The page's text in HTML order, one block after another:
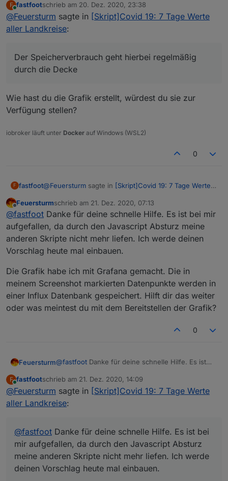
Stunden die javascript Instanz ohne erkennbare
Fehler im Log abstürzt.
In den letzten Tagen hab ich angefagen alle
Heute um ca. 15:30 Uhr hab ich das Corona 7
Tages Skript (Version vom 7.11) aktiviert und
mittlerweile hat sich javascript wieder
hierbei regelmäßig durch die Decke teilweise bis
zu 1 GByte für die Instanz.
Sieht jemand bei sich das gleiche Verhalten?
@fastfootWelche Javascript Version nutzt du?
F
Online
fastfootschrieb am 20. Dez. 2020, 23:38
zuletzt editiert von
@Feuersturm sagte in [Skript]Covid 19: 7 Tage Werte
aller Landkreise:
Der Speicherverbrauch geht hierbei regelmäßig
durch die Decke
Wie hast du die Grafik erstellt, würdest du sie zur
Verfügung stellen?
iobroker läuft unter Docker auf Windows (WSL2)
0
F fastfoot@Feuersturm sagte in [Skript]Covid 19: 7 Tage Werte
Der Speicherverbrauch geht hierbei regelmäßig
durch die Decke
Wie hast du die Grafik erstellt, würdest du sie zur
Verfügung stellen?
Offline
Feuersturmschrieb am 21. Dez. 2020, 07:13
zuletzt editiert von
@fastfoot Danke für deine schnelle Hilfe. Es ist bei mir
aufgefallen, da durch den Javascript Absturz meine
anderen Skripte nicht mehr liefen. Ich werde deinen
Vorschlag heute mal einbauen.
Die Grafik habe ich mit Grafana gemacht. Die in
meinem Screenshot markierten Datenpunkte werden in
einer Influx Datenbank gespeichert. Hilft dir das weiter
oder was meintest du mit dem Bereitstellen der Grafik?
0
Feuersturm@fastfoot Danke für deine schnelle Hilfe. Es ist
Absturz meine anderen Skripte nicht mehr liefen.
Ich werde deinen Vorschlag heute mal einbauen.
Die Grafik habe ich mit Grafana gemacht. Die in
meinem Screenshot markierten Datenpunkte
werden in einer Influx Datenbank gespeichert.
F
Online
fastfootschrieb am 21. Dez. 2020, 14:09
zuletzt editiert von
@Feuersturm sagte in [Skript]Covid 19: 7 Tage Werte
aller Landkreise:
@fastfoot Danke für deine schnelle Hilfe. Es ist bei
mir aufgefallen, da durch den Javascript Absturz
meine anderen Skripte nicht mehr liefen. Ich werde
deinen Vorschlag heute mal einbauen.